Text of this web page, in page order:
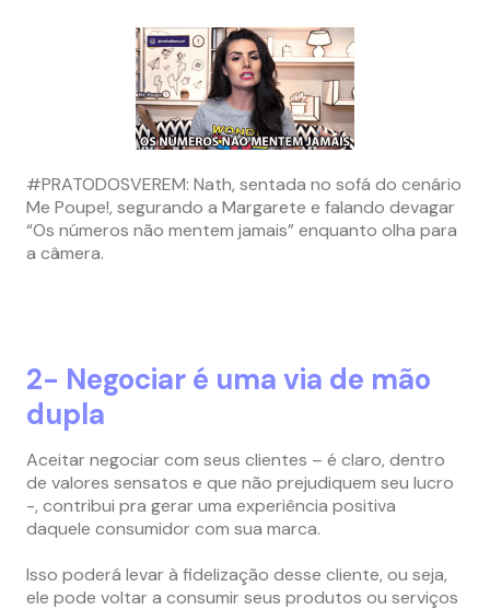
#PRATODOSVEREM: Nath, sentada no sofá do cenário
Me Poupe!, segurando a Margarete e falando devagar
“Os números não mentem jamais” enquanto olha para
a câmera.
2- Negociar é uma via de mão
dupla
Aceitar negociar com seus clientes – é claro, dentro
de valores sensatos e que não prejudiquem seu lucro
-, contribui pra gerar uma experiência positiva
daquele consumidor com sua marca.
Isso poderá levar à fidelização desse cliente, ou seja,
ele pode voltar a consumir seus produtos ou serviços